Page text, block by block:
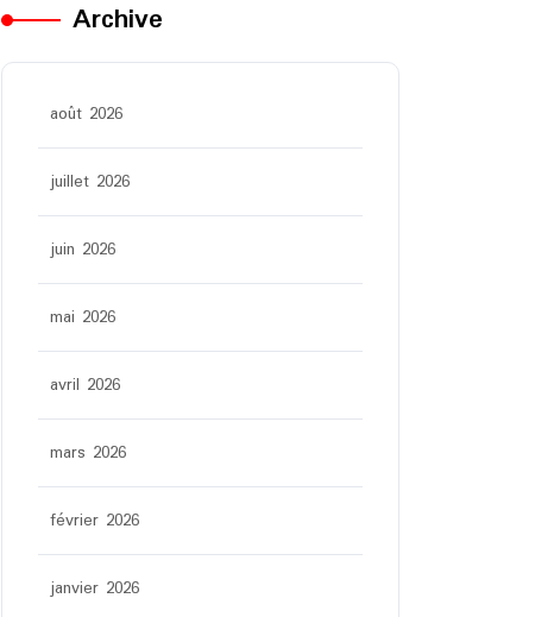
Archive
août 2026
juillet 2026
juin 2026
mai 2026
avril 2026
mars 2026
février 2026
janvier 2026